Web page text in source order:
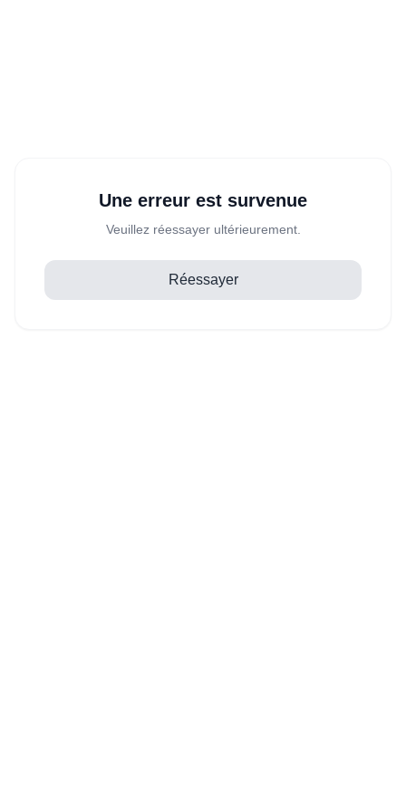
Une erreur est survenue
Veuillez réessayer ultérieurement.
Réessayer